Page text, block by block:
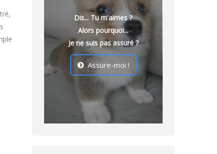
Dis... Tu m'aimes ?
Alors pourquoi...
Je ne suis pas assuré ?
Assure-moi !